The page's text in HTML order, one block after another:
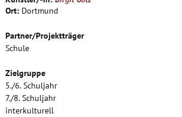
Ort: Dortmund
Partner/Projektträger
Schule
Zielgruppe
5./6. Schuljahr
7./8. Schuljahr
interkulturell